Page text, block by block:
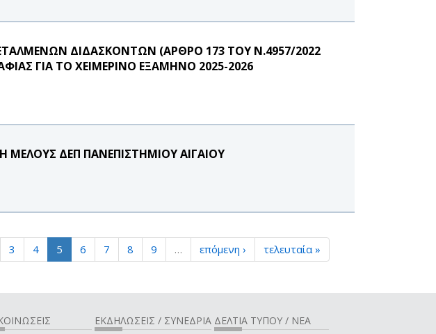
ΔΙΔΑΣΚΟΝΤΩΝ (ΑΡΘΡΟ 173 ΤΟΥ Ν.4957/2022
ΓΙΑ ΤΟ ΧΕΙΜΕΡΙΝΟ ΕΞΑΜΗΝΟ 2025-2026
ΔΕΠ ΠΑΝΕΠΙΣΤΗΜΙΟΥ ΑΙΓΑΙΟΥ
3 4 5 6 7 8 9 … επόμενη › τελευταία »
ΕΚΔΗΛΩΣΕΙΣ / ΣΥΝΕΔΡΙΑ ΔΕΛΤΙΑ ΤΥΠΟΥ / ΝΕΑ